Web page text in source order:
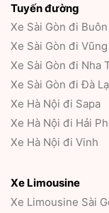
Tuyến đường
Xe Sài Gòn đi
Xe Sài Gòn đi Vũng
Xe Sài Gòn đi Nha
Xe Sài Gòn đi Đà
Xe Hà Nội đi Sapa
Xe Hà Nội đi Hải
Xe Hà Nội đi Vinh
Xe Limousine
Xe Limousine Sài